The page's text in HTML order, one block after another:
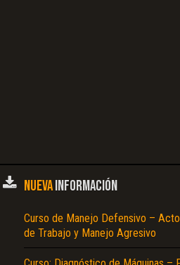
NUEVAINFORMACIÓN
Curso de Manejo Defensivo –
de Trabajo y Manejo Agresivo